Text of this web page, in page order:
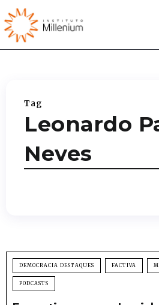
Tag
Leonardo
Neves
DEMOCRACIA DESTAQUES FACTIVA
PODCASTS